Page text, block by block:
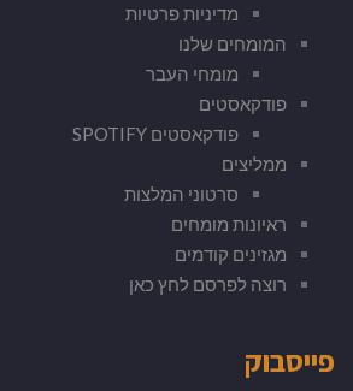
מדיניות פרטיות
המומחים שלנו
מומחי העבר
פודקאסטים
פודקאסטים SPOTIFY
ממליצים
סרטוני המלצות
ראיונות מומחים
מגזינים קודמים
רוצה לפרסם לחץ כאן
פייסבוק